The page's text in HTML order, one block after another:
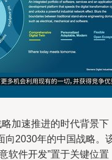
加速推进的时代背景下
向2030年的中国战略。
软件开发”置于关键位置